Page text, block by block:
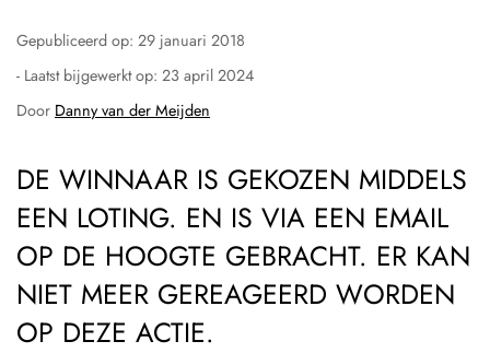
Gepubliceerd op: 29 januari 2018
- Laatst bijgewerkt op: 23 april 2024
Door Danny van der Meijden
DE WINNAAR IS GEKOZEN MIDDELS
EEN LOTING. EN IS VIA EEN EMAIL
OP DE HOOGTE GEBRACHT. ER KAN
NIET MEER GEREAGEERD WORDEN
OP DEZE ACTIE.